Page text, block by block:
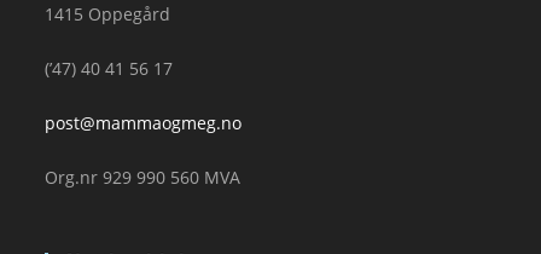
1415 Oppegård
(’47) 40 41 56 17
post@mammaogmeg.no
Org.nr 929 990 560 MVA